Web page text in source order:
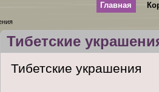
Главная
Тибетские
Тибетские украшения